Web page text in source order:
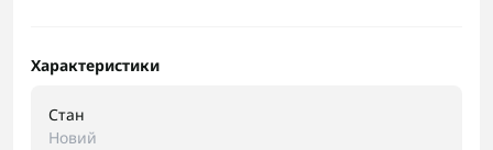
Характеристики
Стан
Новий